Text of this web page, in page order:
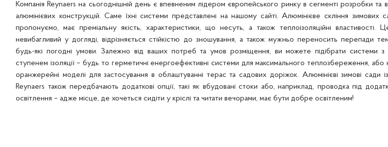
Компанія Reynaers на сьогоднішній день є впевненим лідером європейського ринку в сегменті розробки та
алюмінієвих конструкцій. Саме їхні системи представлені на нашому сайті. Алюмінієве скління зимових
пропонуємо, має преміальну якість, характеристики, що несуть, а також теплоізоляційні властивості.
невибагливий у догляді, відрізняється стійкістю до зношування, а також мужньо переносить перепади
будь-які погодні умови. Залежно від ваших потреб та умов розміщення, ви можете підібрати системи з
ступенем ізоляції – будь то герметичні енергоефективні системи для максимального теплозбереження, або
оранжерейні моделі для застосування в облаштуванні терас та садових доріжок. Алюмінієві зимові сади
Reynaers також передбачають додаткові опції, такі як вбудовані стоки або, наприклад, проводка під
освітлення – адже місце, де хочеться сидіти у кріслі та читати вечорами, має бути добре освітленим!